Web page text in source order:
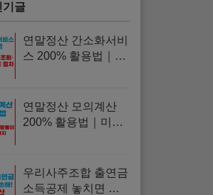
기글
연말정산 간소화서비
스 200% 활용법｜
출 절차 총정리
연말정산 모의계산
200% 활용법｜미리
세 시뮬레이션까지
총정리
우리사주조합 출연금
소득공제 놓치면 손